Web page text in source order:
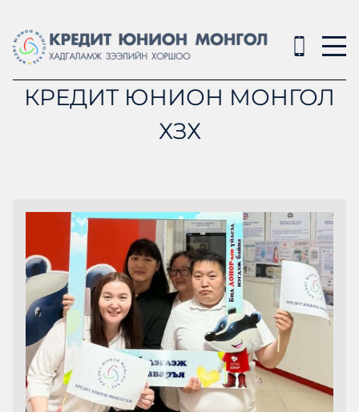
КРЕДИТ ЮНИОН МОНГОЛ
ХЗХ